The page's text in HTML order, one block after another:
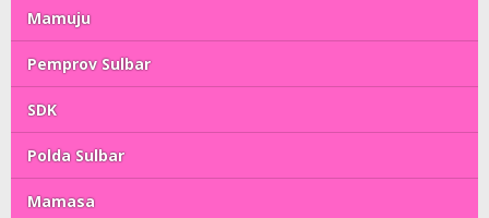
Mamuju
Pemprov Sulbar
SDK
Polda Sulbar
Mamasa